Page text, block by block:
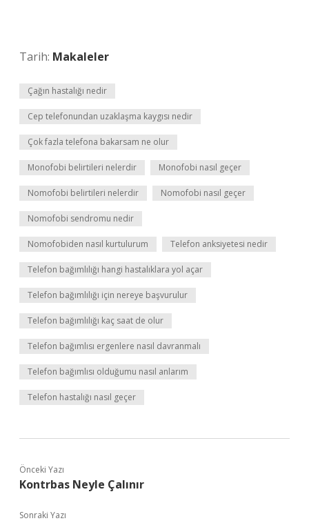
Tarih: Makaleler
Çağın hastalığı nedir
Cep telefonundan uzaklaşma kaygısı nedir
Çok fazla telefona bakarsam ne olur
Monofobi belirtileri nelerdir Monofobi nasıl geçer
Nomofobi belirtileri nelerdir Nomofobi nasıl geçer
Nomofobi sendromu nedir
Nomofobiden nasıl kurtulurum Telefon anksiyetesi nedir
Telefon bağımlılığı hangi hastalıklara yol açar
Telefon bağımlılığı için nereye başvurulur
Telefon bağımlılığı kaç saat de olur
Telefon bağımlısı ergenlere nasıl davranmalı
Telefon bağımlısı olduğumu nasıl anlarım
Telefon hastalığı nasıl geçer
Önceki Yazı
Kontrbas Neyle Çalınır
Sonraki Yazı